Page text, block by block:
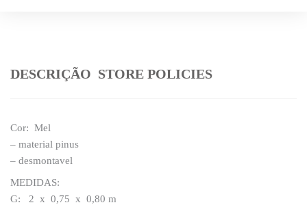
DESCRIÇÃO STORE POLICIES
Cor: Mel
– material pinus
– desmontavel
MEDIDAS:
G: 2 x 0,75 x 0,80 m